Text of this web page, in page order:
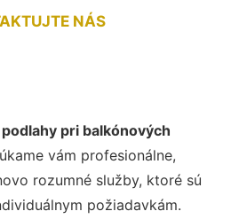
NÁS
pri balkónových
vám profesionálne,
rozumné služby, ktoré sú
požiadavkám.